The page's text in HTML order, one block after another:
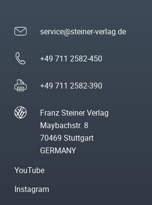
service@steiner-verlag.de
+49 711 2582-450
+49 711 2582-390
Franz Steiner Verlag
Maybachstr. 8
70469 Stuttgart
GERMANY
YouTube
Instagram